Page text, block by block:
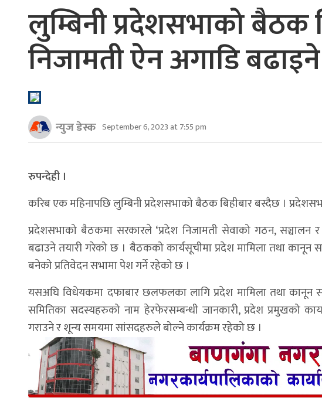
लुम्बिनी प्रदेशसभाको बैठक
निजामती ऐन अगाडि बढाइने
न्युज डेस्क September 6, 2023 at 7:55 pm
रुपन्देही ।
करिब एक महिनापछि लुम्बिनी प्रदेशसभाको बैठक बिहीबार बस्दैछ ।
प्रदेशसभाको बैठकमा सरकारले ‘प्रदेश निजामती सेवाको गठन, सञ्चालन
बढाउने तयारी गरेको छ । बैठकको कार्यसूचीमा प्रदेश मामिला तथा
बनेको प्रतिवेदन सभामा पेश गर्ने रहेको छ ।
यसअघि विधेयकमा दफाबार छलफलका लागि प्रदेश मामिला तथा कानून
समितिका सदस्यहरुको नाम हेरफेरसम्बन्धी जानकारी, प्रदेश प्रमुखको
गराउने र शून्य समयमा सांसदहरुले बोल्ने कार्यक्रम रहेको छ ।